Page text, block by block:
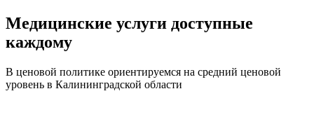
Медицинские услуги доступные
каждому
В ценовой политике ориентируемся на средний ценовой
уровень в Калининградской области